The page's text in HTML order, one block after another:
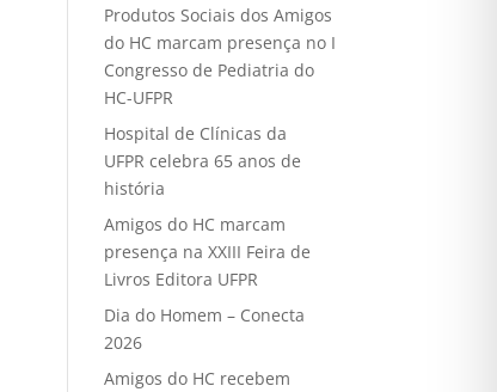
Produtos Sociais dos Amigos
do HC marcam presença no I
Congresso de Pediatria do
HC-UFPR
Hospital de Clínicas da
UFPR celebra 65 anos de
história
Amigos do HC marcam
presença na XXIII Feira de
Livros Editora UFPR
Dia do Homem – Conecta
2026
Amigos do HC recebem